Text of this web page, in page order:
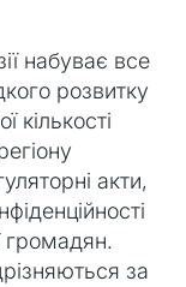
набуває все
розвитку
кількості
акти,
громадян.
за